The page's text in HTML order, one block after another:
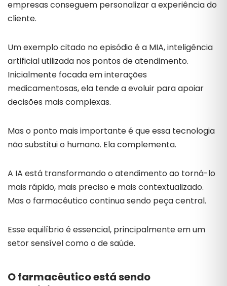
empresas conseguem personalizar a experiência do
cliente.
Um exemplo citado no episódio é a MIA, inteligência
artificial utilizada nos pontos de atendimento.
Inicialmente focada em interações
medicamentosas, ela tende a evoluir para apoiar
decisões mais complexas.
Mas o ponto mais importante é que essa tecnologia
não substitui o humano. Ela complementa.
A IA está transformando o atendimento ao torná-lo
mais rápido, mais preciso e mais contextualizado.
Mas o farmacêutico continua sendo peça central.
Esse equilíbrio é essencial, principalmente em um
setor sensível como o de saúde.
O farmacêutico está sendo